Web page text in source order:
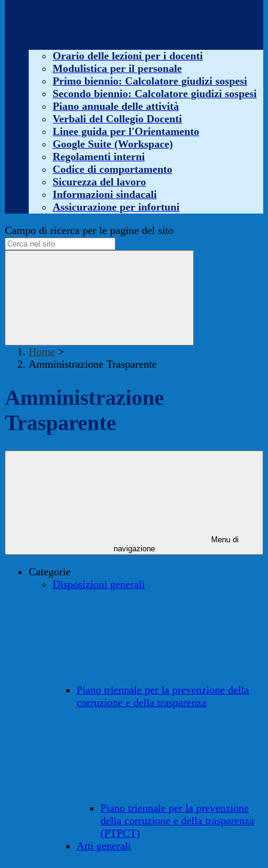
Orario delle lezioni per i docenti
Modulistica per il personale
Primo biennio: Calcolatore giudizi sospesi
Secondo biennio: Calcolatore giudizi sospesi
Piano annuale delle attività
Verbali del Collegio Docenti
Linee guida per l'Orientamento
Google Suite (Workspace)
Regolamenti interni
Codice di comportamento
Sicurezza del lavoro
Informazioni sindacali
Assicurazione per infortuni
Campo di ricerca per le pagine del sito
Home >
Amministrazione Trasparente
Amministrazione
Trasparente
Menu di
navigazione
Categorie
Disposizioni generali
Piano triennale per la prevenzione della
corruzione e della trasparenza
Piano triennale per la prevenzione
della corruzione e della trasparenza
(PTPCT)
Atti generali